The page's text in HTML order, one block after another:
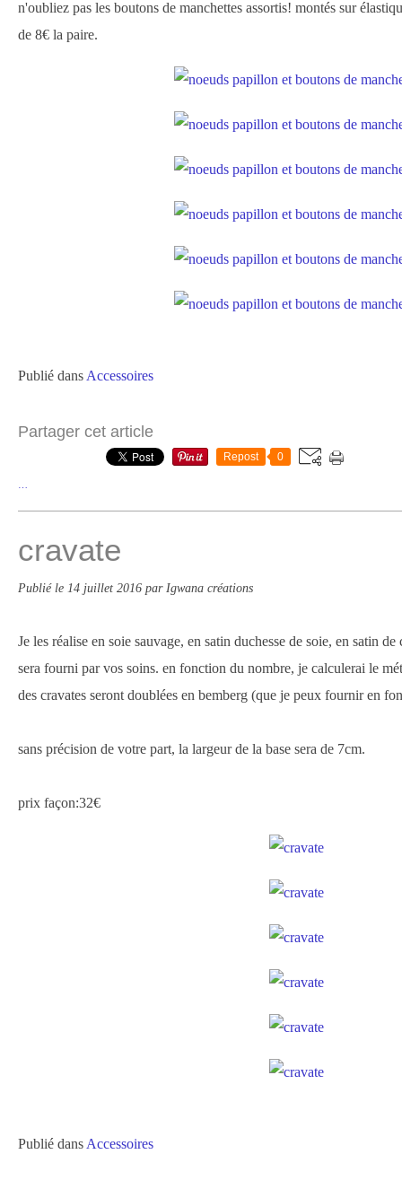
n'oubliez pas les boutons de manchettes assortis! montés sur
de 8€ la paire.
Publié dans Accessoires
Partager cet article
Repost 0
cravate
Publié le 14 juillet 2016 par Igwana créations
Je les réalise en soie sauvage, en satin duchesse de soie, en satin
sera fourni par vos soins. en fonction du nombre, je calculerai le
des cravates seront doublées en bemberg (que je peux fournir en
sans précision de votre part, la largeur de la base sera de 7cm.
prix façon:32€
Publié dans Accessoires